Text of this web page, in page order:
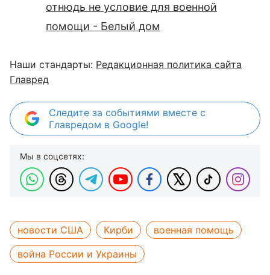
отнюдь не условие для военной
помощи - Белый дом
Наши стандарты: Редакционная политика сайта
Главред
Следите за событиями вместе с
Главредом в Google!
Мы в соцсетях:
новости США Кирби
военная помощь
война России и Украины